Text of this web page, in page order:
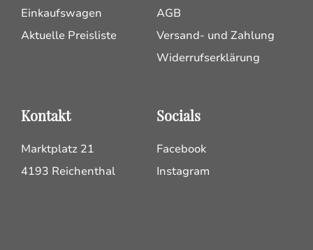
Einkaufswagen
Aktuelle Preisliste
AGB
Versand- und Zahlung
Widerrufserklärung
Kontakt
Marktplatz 21
4193 Reichenthal
Socials
Facebook
Instagram